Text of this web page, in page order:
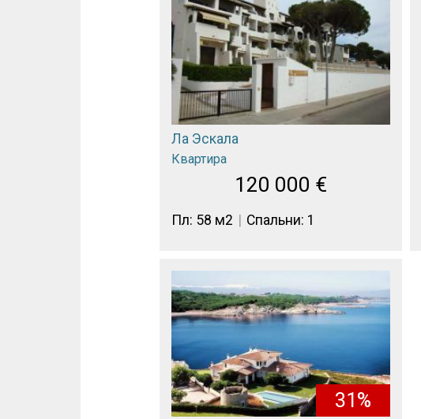
Ла Эскала
Квартира
120 000 €
Пл: 58 м2 Спальни: 1
31%